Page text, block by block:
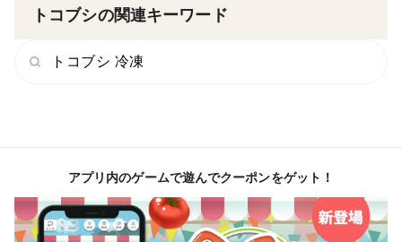
トコブシの関連キーワード
トコブシ 冷凍
アプリ内のゲームで遊んでクーポンをゲット！